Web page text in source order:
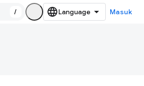
/ Masuk